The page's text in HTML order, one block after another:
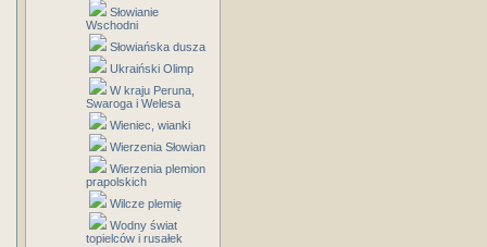
Słowianie
Wschodni
Słowiańska dusza
Ukraiński Olimp
W kraju Peruna,
Swaroga i Welesa
Wieniec, wianki
Wierzenia Słowian
Wierzenia plemion
prapolskich
Wilcze plemię
Wodny świat
topielców i rusałek